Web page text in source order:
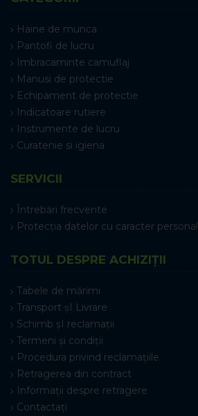
Haine de munca
Pantofi de lucru
Imbracaminte camuflaj
Manusi de protectie
Echipament de protectie
Indicatoare rutiere
Instrumente de lucru
Curatenie si igiena
SERVICII
Întrebări frecvente
Protecția datelor cu caracter personal
TOTUL DESPRE ACHIZIȚII
Tabele de mărimi
Transport șI Livrare
Schimb șI reclamații
Termeni și condiții
Procedura privind reclamațiile
Retragerea din contract
Informații despre retragere
Contactați